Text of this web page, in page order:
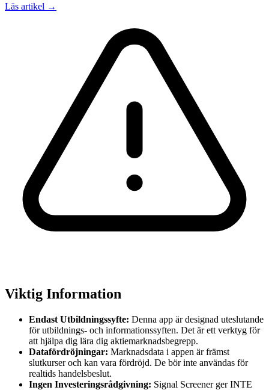
Läs artikel →
Viktig Information
Endast Utbildningssyfte: Denna app är designad uteslutande
för utbildnings- och informationssyften. Det är ett verktyg för
att hjälpa dig lära dig aktiemarknadsbegrepp.
Datafördröjningar: Marknadsdata i appen är främst
slutkurser och kan vara fördröjd. De bör inte användas för
realtids handelsbeslut.
Ingen Investeringsrådgivning: Signal Screener ger INTE